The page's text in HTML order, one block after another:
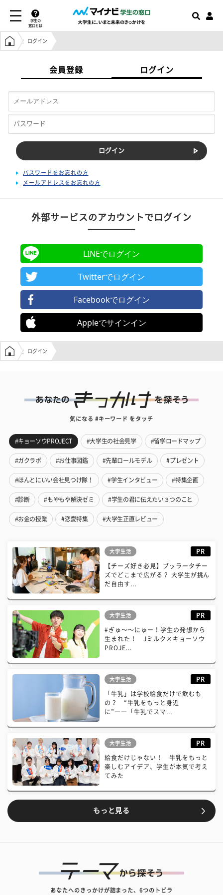
学生の
窓口とは
学生の窓口トップ
ログイン
会員登録 ログイン
パスワードをお忘れの方
メールアドレスをお忘れの方
外部サービスのアカウントでログイン
LINEでログイン
Twitterでログイン
Facebookでログイン
Appleでサインイン
学生の窓口トップ
ログイン
気になる #キーワード をタッチ
#キョーソウPROJECT #大学生の社会見学 #留学ロードマップ
#ガクラボ #お仕事図鑑 #先輩ロールモデル #プレゼント
#ほんとにいい会社見つけ隊！ #学生インタビュー #特集企画
#診断 #もやもや解決ゼミ #学生の君に伝えたい３つのこと
#お金の授業 #恋愛特集 #大学生正直レビュー
大学生活 PR
【チーズ好き必見】ブッラータチー
ズでどこまで広がる？ 大学生が挑ん
だ自由す...
大学生活 PR
#ぎゅ〜〜にゅー！学生の発想から
生まれた！ Jミルク×キョーソウ
PROJE...
大学生活 PR
「牛乳」は学校給食だけで飲むも
の？ “牛乳をもっと身近
に”――「牛乳でスマ...
大学生活 PR
給食だけじゃない！ 牛乳をもっと
楽しむアイデア、学生が本気で考え
てみた
もっと見る
あなたへのきっかけが詰まった、6つのトビラ